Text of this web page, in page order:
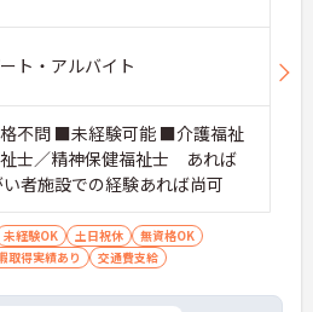
ト・アルバイト
不問 ■未経験可能 ■介護福祉
士／精神保健福祉士 あれば
者施設での経験あれば尚可
未経験OK 土日祝休
無資格OK
取得実績あり 交通費支給